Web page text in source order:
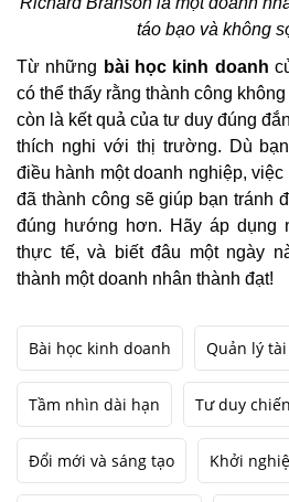
táo bạo và không
Từ những bài học kinh doanh
có thể thấy rằng thành công
còn là kết quả của tư duy đúng
thích nghi với thị trường. Dù
điều hành một doanh nghiệp,
đã thành công sẽ giúp bạn tránh
đúng hướng hơn. Hãy áp dụng
thực tế, và biết đâu một ngày
thành một doanh nhân thành đạt!
Bài học kinh doanh Quản lý
Tầm nhìn dài hạn Tư duy
Đổi mới và sáng tạo Khởi